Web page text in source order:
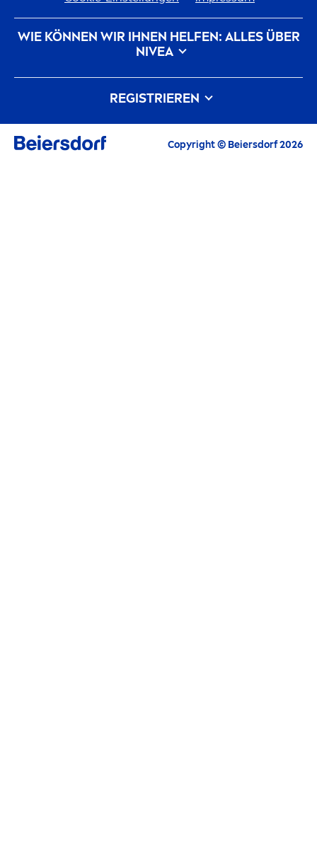
WIE KÖNNEN WIR IHNEN HELFEN: ALLES ÜBER
NIVEA
Markenhistorie
Karriere bei Beiersdorf
Unsere Philosophie
Kontakt
REGISTRIEREN
Alle aktuellen Highlights, Pflegetipps,Copyright © Beiersdorf 2026